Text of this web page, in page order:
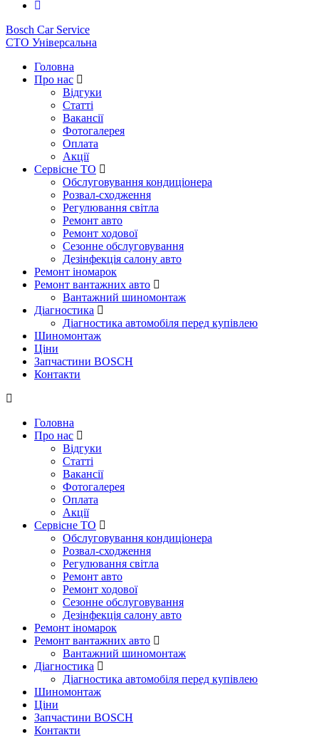
Bosch Car Service
СТО Універсальна
Головна
Про нас
Відгуки
Статті
Вакансії
Фотогалерея
Оплата
Акції
Сервісне ТО
Обслуговування кондиціонера
Розвал-сходження
Регулювання світла
Ремонт авто
Ремонт ходової
Сезонне обслуговування
Дезінфекція салону авто
Ремонт іномарок
Ремонт вантажних авто
Вантажний шиномонтаж
Діагностика
Діагностика автомобіля перед купівлею
Шиномонтаж
Ціни
Запчастини BOSCH
Контакти
Головна
Про нас
Відгуки
Статті
Вакансії
Фотогалерея
Оплата
Акції
Сервісне ТО
Обслуговування кондиціонера
Розвал-сходження
Регулювання світла
Ремонт авто
Ремонт ходової
Сезонне обслуговування
Дезінфекція салону авто
Ремонт іномарок
Ремонт вантажних авто
Вантажний шиномонтаж
Діагностика
Діагностика автомобіля перед купівлею
Шиномонтаж
Ціни
Запчастини BOSCH
Контакти